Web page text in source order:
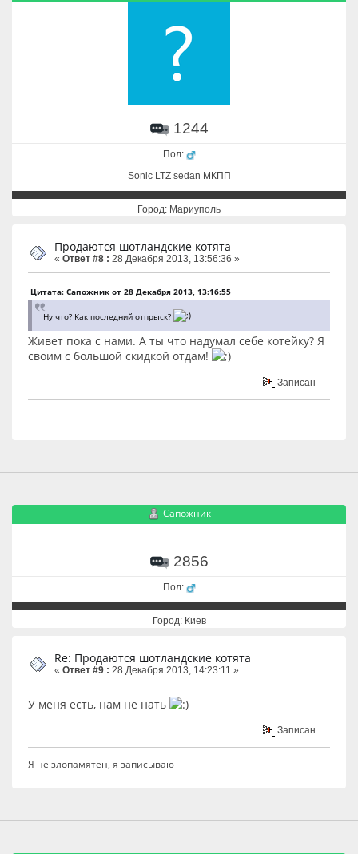
1244
Пол:
Sonic LTZ sedan МКПП
Город: Мариуполь
Продаются шотландские котята
« Ответ #8 : 28 Декабря 2013, 13:56:36 »
Цитата: Сапожник от 28 Декабря 2013, 13:16:55
Ну что? Как последний отпрыск?
Живет пока с нами. А ты что надумал себе котейку? Я
своим с большой скидкой отдам!
Записан
Сапожник
2856
Пол:
Город: Киев
Re: Продаются шотландские котята
« Ответ #9 : 28 Декабря 2013, 14:23:11 »
У меня есть, нам не нать
Записан
Я не злопамятен, я записываю